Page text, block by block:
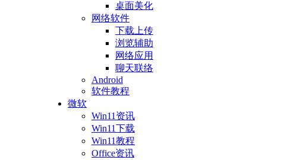
桌面美化
网络软件
下载上传
浏览辅助
网络应用
聊天联络
Android
软件教程
微软
Win11资讯
Win11下载
Win11教程
Office资讯